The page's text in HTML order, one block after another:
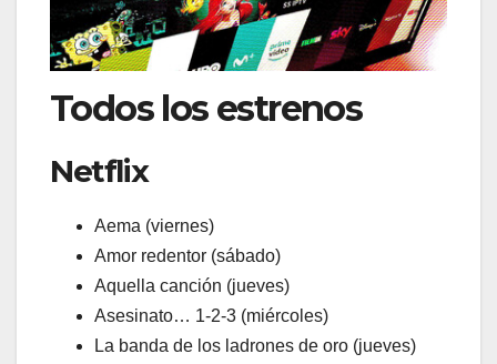
Todos los estrenos
Netflix
Aema (viernes)
Amor redentor (sábado)
Aquella canción (jueves)
Asesinato… 1-2-3 (miércoles)
La banda de los ladrones de oro (jueves)